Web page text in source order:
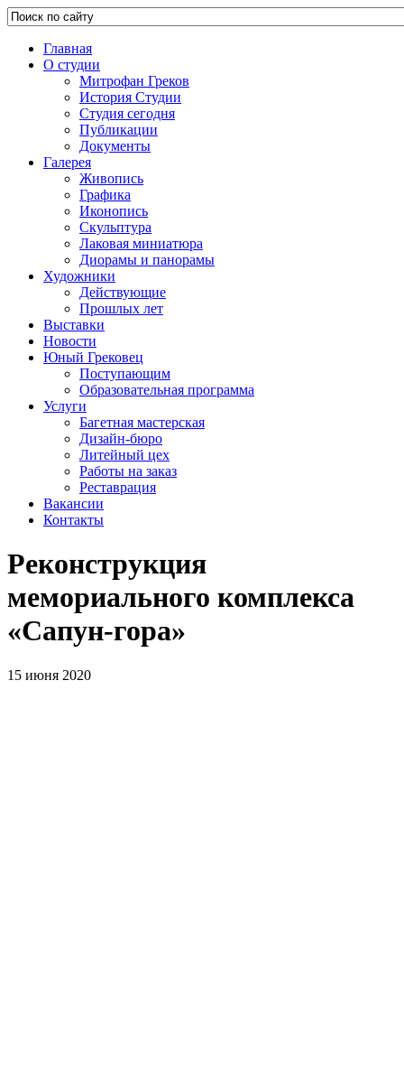
Главная
О студии
Митрофан Греков
История Студии
Студия сегодня
Публикации
Документы
Галерея
Живопись
Графика
Иконопись
Скульптура
Лаковая миниатюра
Диорамы и панорамы
Художники
Действующие
Прошлых лет
Выставки
Новости
Юный Грековец
Поступающим
Образовательная программа
Услуги
Багетная мастерская
Дизайн-бюро
Литейный цех
Работы на заказ
Реставрация
Вакансии
Контакты
Реконструкция
мемориального комплекса
«Сапун-гора»
15 июня 2020